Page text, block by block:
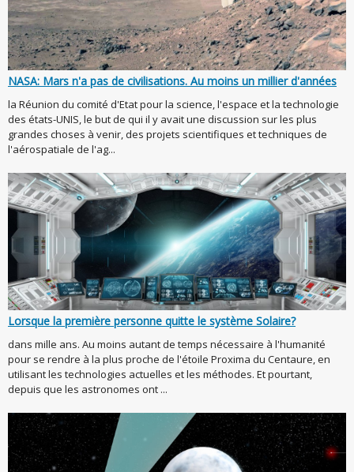
NASA: Mars n'a pas de civilisations. Au moins un millier d'années
la Réunion du comité d'Etat pour la science, l'espace et la technologie
des états-UNIS, le but de qui il y avait une discussion sur les plus
grandes choses à venir, des projets scientifiques et techniques de
l'aérospatiale de l'ag...
Lorsque la première personne quitte le système Solaire?
dans mille ans. Au moins autant de temps nécessaire à l'humanité
pour se rendre à la plus proche de l'étoile Proxima du Centaure, en
utilisant les technologies actuelles et les méthodes. Et pourtant,
depuis que les astronomes ont ...